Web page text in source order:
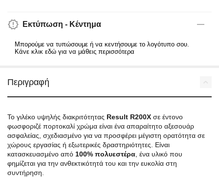
Εκτύπωση - Κέντημα
Μπορούμε να τυπώσουμε ή να κεντήσουμε το λογότυπο σου.
Κάνε κλικ εδώ για να μάθεις περισσότερα
Περιγραφή
Το γιλέκο υψηλής διακριτότητας Result R200X σε έντονο
φωσφοριζέ πορτοκαλί χρώμα είναι ένα απαραίτητο αξεσουάρ
ασφαλείας, σχεδιασμένο για να προσφέρει μέγιστη ορατότητα σε
χώρους εργασίας ή εξωτερικές δραστηριότητες. Είναι
κατασκευασμένο από 100% πολυεστέρα , ένα υλικό που
φημίζεται για την ανθεκτικότητά του και την ευκολία στη
συντήρηση.